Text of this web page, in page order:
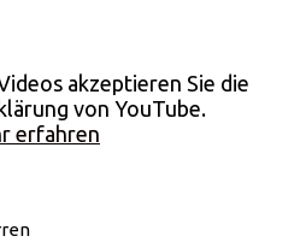
akzeptieren Sie die
von YouTube.
erfahren